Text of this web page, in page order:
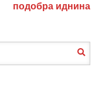
подобра иднина